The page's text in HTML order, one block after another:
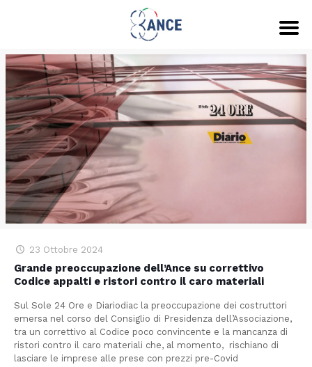
23 Ottobre 2024
Grande preoccupazione dell’Ance su correttivo
Codice appalti e ristori contro il caro materiali
Sul Sole 24 Ore e Diariodiac la preoccupazione dei costruttori
emersa nel corso del Consiglio di Presidenza dell’Associazione,
tra un correttivo al Codice poco convincente e la mancanza di
ristori contro il caro materiali che, al momento, rischiano di
lasciare le imprese alle prese con prezzi pre-Covid